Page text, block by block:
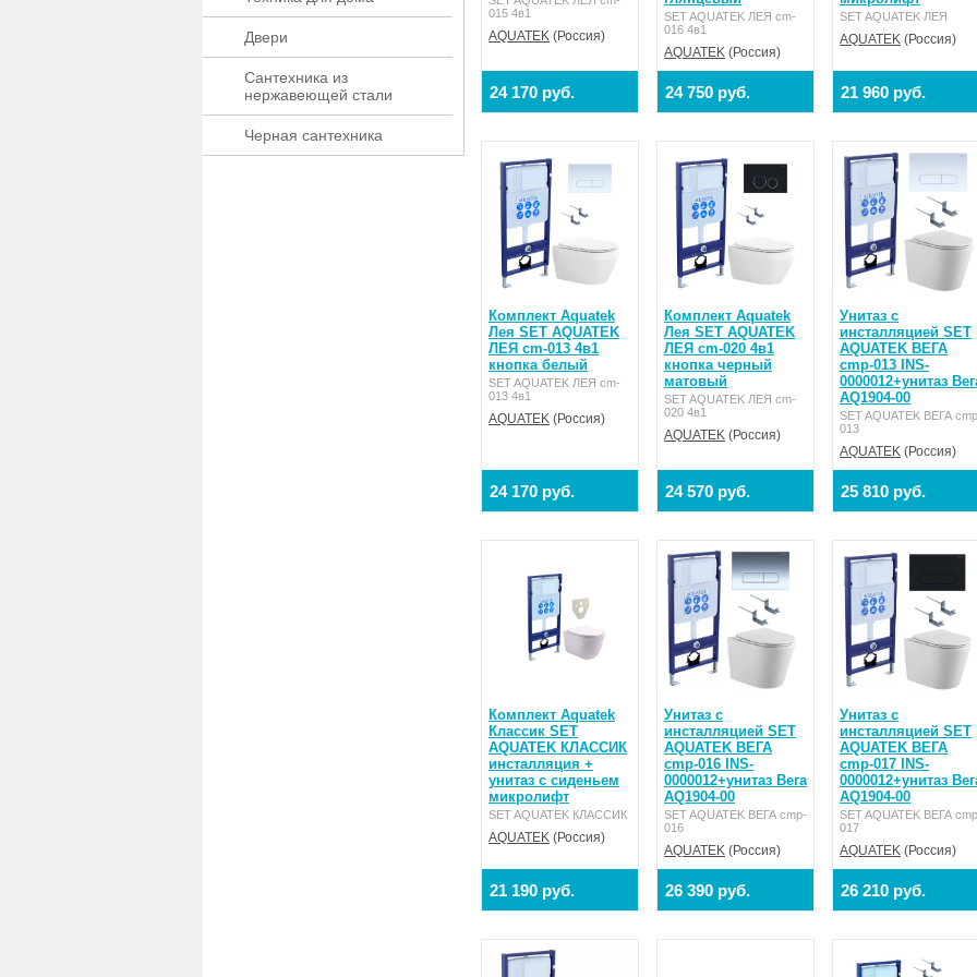
Двери
Сантехника из
нержавеющей стали
Черная сантехника
015 4в1
AQUATEK (Россия)
24 170 руб.
SET AQUATEK ЛЕЯ cm-
016 4в1
AQUATEK (Россия)
24 750 руб.
SET AQUATEK ЛЕЯ
AQUATEK (Россия)
21 960 руб.
Комплект Aquatek
Лея SET AQUATEK
ЛЕЯ cm-013 4в1
кнопка белый
SET AQUATEK ЛЕЯ cm-
013 4в1
AQUATEK (Россия)
24 170 руб.
Комплект Aquatek
Лея SET AQUATEK
ЛЕЯ cm-020 4в1
кнопка черный
матовый
SET AQUATEK ЛЕЯ cm-
020 4в1
AQUATEK (Россия)
24 570 руб.
Унитаз с
инсталляцией SET
AQUATEK ВЕГА
cmp-013 INS-
0000012+унитаз
AQ1904-00
SET AQUATEK ВЕГА
013
AQUATEK (Россия)
25 810 руб.
Комплект Aquatek
Классик SET
AQUATEK КЛАССИК
инсталляция +
унитаз с сиденьем
микролифт
SET AQUATEK КЛАССИК
AQUATEK (Россия)
21 190 руб.
Унитаз с
инсталляцией SET
AQUATEK ВЕГА
cmp-016 INS-
0000012+унитаз Вега
AQ1904-00
SET AQUATEK ВЕГА cmp-
016
AQUATEK (Россия)
26 390 руб.
Унитаз с
инсталляцией SET
AQUATEK ВЕГА
cmp-017 INS-
0000012+унитаз
AQ1904-00
SET AQUATEK ВЕГА
017
AQUATEK (Россия)
26 210 руб.